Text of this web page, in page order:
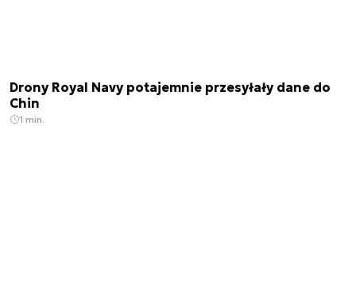
Drony Royal Navy potajemnie przesyłały dane do
Chin
1 min.